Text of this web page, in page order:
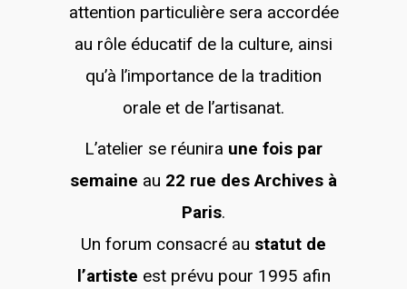
attention particulière sera accordée
au rôle éducatif de la culture, ainsi
qu’à l’importance de la tradition
orale et de l’artisanat.
L’atelier se réunira une fois par
semaine au 22 rue des Archives à
Paris.
Un forum consacré au statut de
l’artiste est prévu pour 1995 afin